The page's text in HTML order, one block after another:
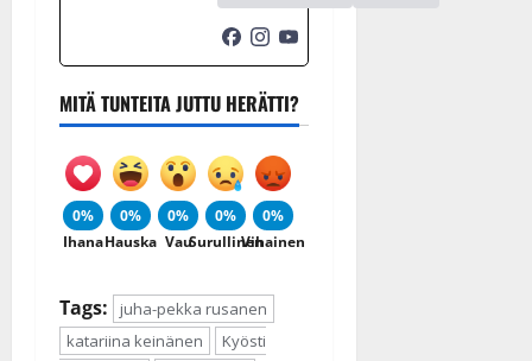
MITÄ TUNTEITA JUTTU HERÄTTI?
0%
Ihana
0%
Hauska
0%
Vau
0%
Surullinen
0%
Vihainen
Tags:
juha-pekka rusanen
katariina keinänen
Kyösti